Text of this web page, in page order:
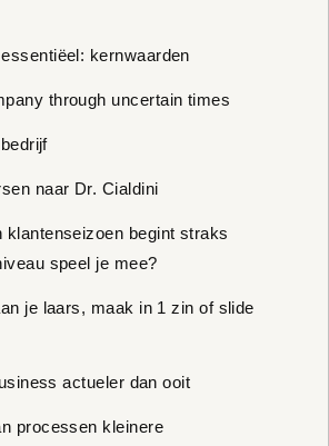
kernwaarden
through uncertain times
naar Dr. Cialdini
klantenseizoen begint straks
speel je mee?
je laars, maak in 1 zin of slide
actueler dan ooit
processen kleinere